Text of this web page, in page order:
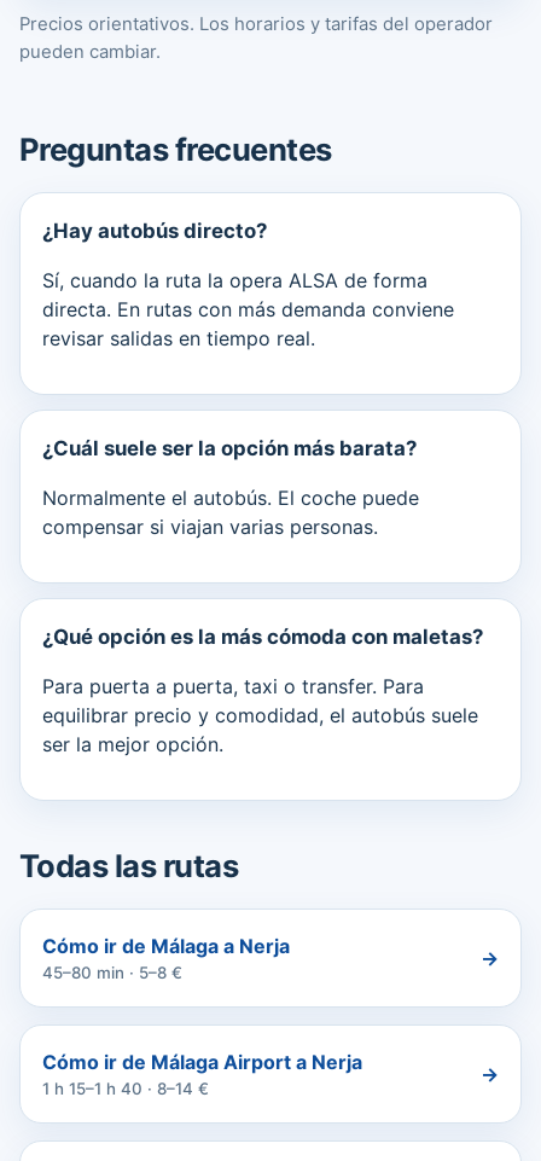
Precios orientativos. Los horarios y tarifas del operador
pueden cambiar.
Preguntas frecuentes
¿Hay autobús directo?
Sí, cuando la ruta la opera ALSA de forma
directa. En rutas con más demanda conviene
revisar salidas en tiempo real.
¿Cuál suele ser la opción más barata?
Normalmente el autobús. El coche puede
compensar si viajan varias personas.
¿Qué opción es la más cómoda con maletas?
Para puerta a puerta, taxi o transfer. Para
equilibrar precio y comodidad, el autobús suele
ser la mejor opción.
Todas las rutas
Cómo ir de Málaga a Nerja
45–80 min · 5–8 €
→
Cómo ir de Málaga Airport a Nerja
1 h 15–1 h 40 · 8–14 €
→